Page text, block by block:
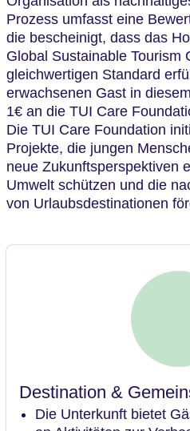
Prozess umfasst eine
die bescheinigt, dass das
Global Sustainable Tourism
gleichwertigen Standard
erwachsenen Gast in
1€ an die TUI Care
Die TUI Care Foundation
Projekte, die jungen
neue Zukunftsperspektiven
Umwelt schützen und die
von Urlaubsdestinationen
Destination &
Die Unterkunft bietet